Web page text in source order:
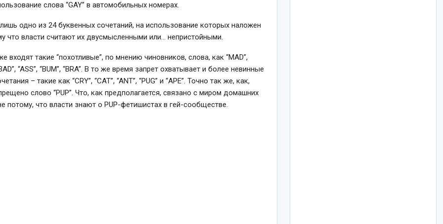
слова “GAY” в автомобильных номерах.
одно из 24 буквенных сочетаний, на использование которых наложен
что власти считают их двусмысленными или… непристойными.
входят такие “похотливые”, по мнению чиновников, слова, как “MAD”,
“ASS”, “BUM”, “BRA”. В то же время запрет охватывает и более невинные
– такие как “CRY”, “CAT”, “ANT”, “PUG” и “APE”. Точно так же, как,
слово “PUP”. Что, как предполагается, связано с миром домашних
потому, что власти знают о PUP-фетишистах в гей-сообществе.